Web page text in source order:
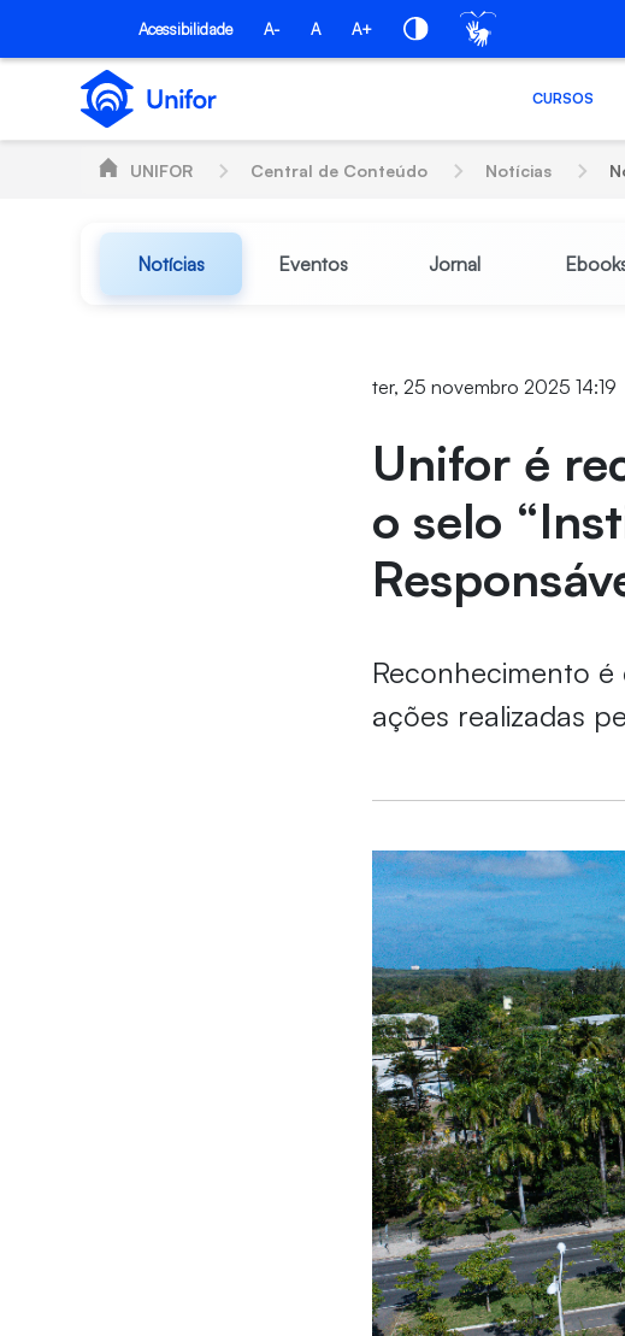
Pular para o Conteúdo principal
Acessibilidade A- A A+
CURSOS
UNIFOR Central de Conteúdo Notícias
Notícias Eventos Jornal
ter, 25 novembro 2025 14:19
Unifor é
o selo
Reconhecimento
ações realizadas